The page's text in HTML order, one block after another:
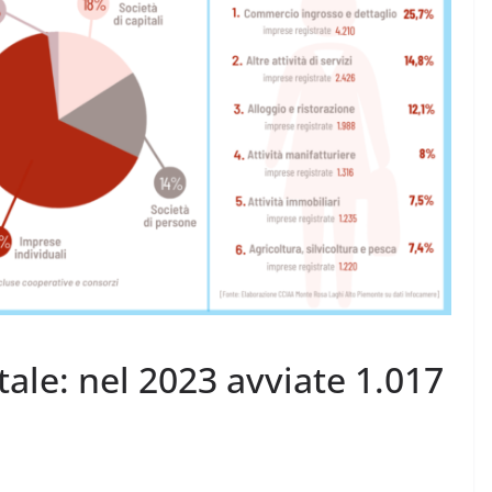
nel 2023 avviate 1.017
fino
Le Imprese dell’Alto
Piemonte “tengono
7 Agosto 2026 .